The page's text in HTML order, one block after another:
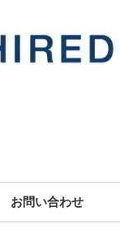
お問い合わせ